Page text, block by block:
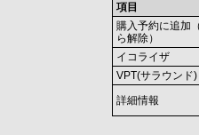
項目
購入予約に追加
ら解除）
イコライザ
VPT(サラウンド)
詳細情報